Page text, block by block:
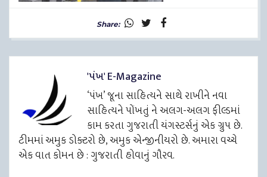
Share:
'પંખ' E-Magazine
‘પંખ’ જૂના સાહિત્યને સાથે રાખીને નવા
સાહિત્યને પોંખતું ને અલગ-અલગ ફીલ્ડમાં
કામ કરતા ગુજરાતી યંગસ્ટર્સનું એક ગ્રુપ છે.
ટીમમાં અમુક ડોક્ટરો છે, અમુક એન્જીનીયરો છે. અમારા વચ્ચે
એક વાત કોમન છે : ગુજરાતી હોવાનું ગૌરવ.